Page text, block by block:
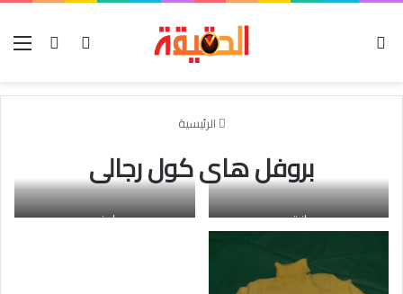
بحث عنتسجيل
الرئيسية
بروفل هاى كول رجالى
ازرق ابيض